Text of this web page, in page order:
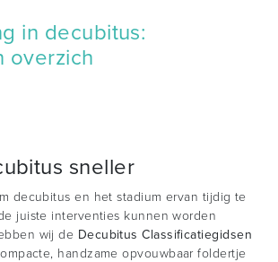
in decubitus:
overzich
sneller
decubitus en het stadium ervan tijdig te
juiste interventies kunnen worden
wij de Decubitus Classificatiegidsen
handzame opvouwbaar foldertje